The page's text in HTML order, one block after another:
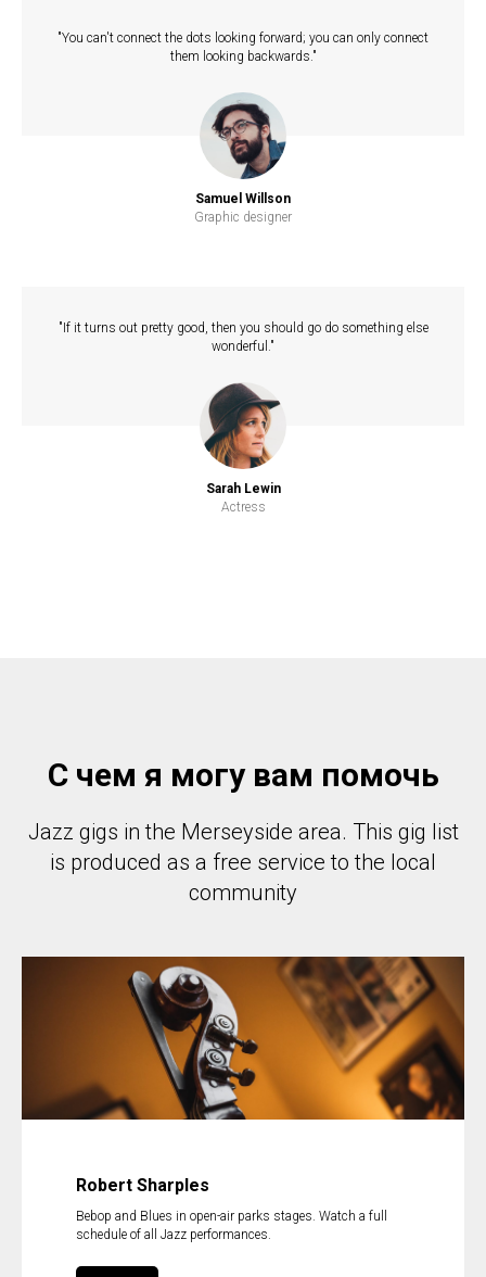
"You can't connect the dots looking forward; you can only connect
them looking backwards."
Samuel Willson
Graphic designer
"If it turns out pretty good, then you should go do something else
wonderful."
Sarah Lewin
Actress
С чем я могу вам помочь
Jazz gigs in the Merseyside area. This gig list
is produced as a free service to the local
community
Robert Sharples
Bebop and Blues in open-air parks stages. Watch a full
schedule of all Jazz performances.